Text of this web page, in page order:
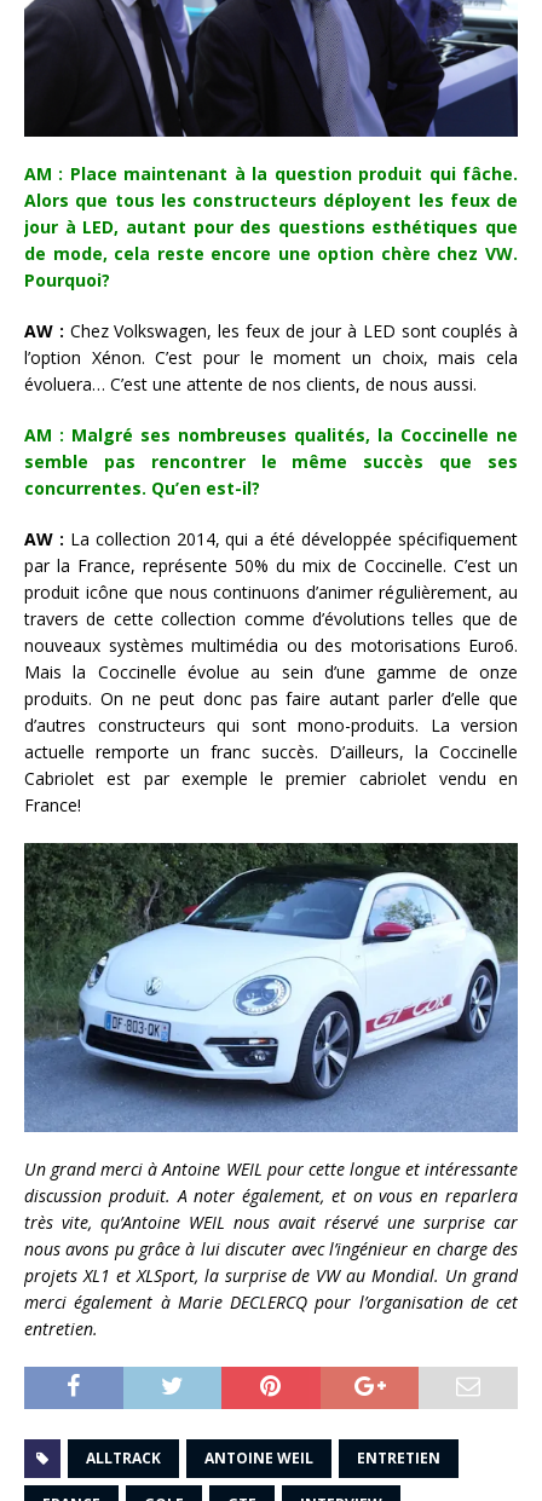
AM : Place maintenant à la question produit qui fâche.
Alors que tous les constructeurs déployent les feux de
jour à LED, autant pour des questions esthétiques que
de mode, cela reste encore une option chère chez VW.
Pourquoi?
AW : Chez Volkswagen, les feux de jour à LED sont couplés à
l’option Xénon. C’est pour le moment un choix, mais cela
évoluera… C’est une attente de nos clients, de nous aussi.
AM : Malgré ses nombreuses qualités, la Coccinelle ne
semble pas rencontrer le même succès que ses
concurrentes. Qu’en est-il?
AW : La collection 2014, qui a été développée spécifiquement
par la France, représente 50% du mix de Coccinelle. C’est un
produit icône que nous continuons d’animer régulièrement, au
travers de cette collection comme d’évolutions telles que de
nouveaux systèmes multimédia ou des motorisations Euro6.
Mais la Coccinelle évolue au sein d’une gamme de onze
produits. On ne peut donc pas faire autant parler d’elle que
d’autres constructeurs qui sont mono-produits. La version
actuelle remporte un franc succès. D’ailleurs, la Coccinelle
Cabriolet est par exemple le premier cabriolet vendu en
France!
Un grand merci à Antoine WEIL pour cette longue et intéressante
discussion produit. A noter également, et on vous en reparlera
très vite, qu’Antoine WEIL nous avait réservé une surprise car
nous avons pu grâce à lui discuter avec l’ingénieur en charge des
projets XL1 et XLSport, la surprise de VW au Mondial. Un grand
merci également à Marie DECLERCQ pour l’organisation de cet
entretien.
ALLTRACK ANTOINE WEIL ENTRETIEN